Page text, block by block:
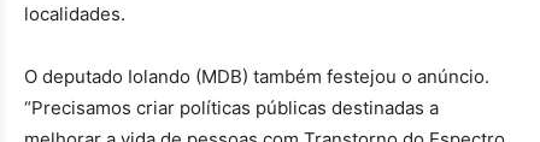
localidades.
O deputado Iolando (MDB) também festejou o anúncio.
“Precisamos criar políticas públicas destinadas a